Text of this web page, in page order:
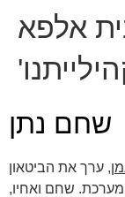
אלפא
שחם נתן
, ערך את הביטאון
שחם ואחיו,